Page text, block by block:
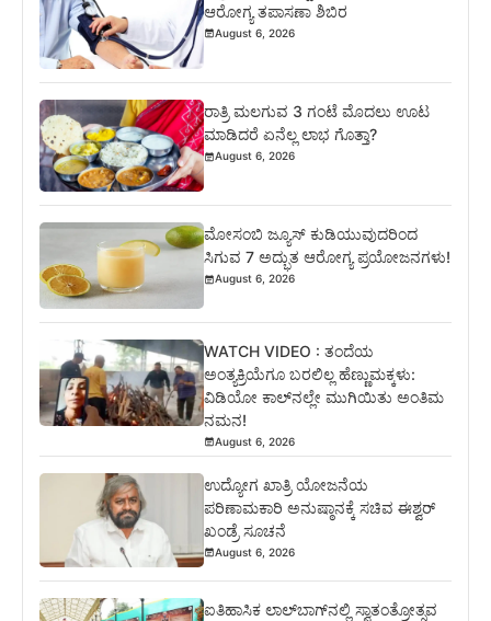
ಆರೋಗ್ಯ ತಪಾಸಣಾ ಶಿಬಿರ
August 6, 2026
ರಾತ್ರಿ ಮಲಗುವ 3 ಗಂಟೆ ಮೊದಲು ಊಟ
ಮಾಡಿದರೆ ಏನೆಲ್ಲ ಲಾಭ ಗೊತ್ತಾ?
August 6, 2026
ಮೋಸಂಬಿ ಜ್ಯೂಸ್ ಕುಡಿಯುವುದರಿಂದ
ಸಿಗುವ 7 ಅದ್ಭುತ ಆರೋಗ್ಯ ಪ್ರಯೋಜನಗಳು!
August 6, 2026
WATCH VIDEO : ತಂದೆಯ
ಅಂತ್ಯಕ್ರಿಯೆಗೂ ಬರಲಿಲ್ಲ ಹೆಣ್ಣುಮಕ್ಕಳು:
ವಿಡಿಯೋ ಕಾಲ್‌ನಲ್ಲೇ ಮುಗಿಯಿತು ಅಂತಿಮ
ನಮನ!
August 6, 2026
ಉದ್ಯೋಗ ಖಾತ್ರಿ ಯೋಜನೆಯ
ಪರಿಣಾಮಕಾರಿ ಅನುಷ್ಠಾನಕ್ಕೆ ಸಚಿವ ಈಶ್ವರ್
ಖಂಡ್ರೆ ಸೂಚನೆ
August 6, 2026
ಐತಿಹಾಸಿಕ ಲಾಲ್‌ಬಾಗ್‌ನಲ್ಲಿ ಸ್ವಾತಂತ್ರೋತ್ಸವ